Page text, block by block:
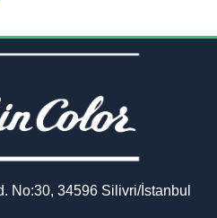
No:30, 34596 Silivri/İstanbul